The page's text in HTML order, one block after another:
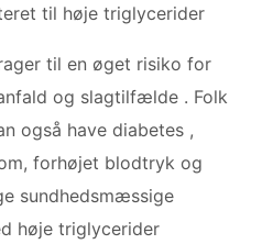
til høje triglycerider
til en øget risiko for
og slagtilfælde . Folk
også have diabetes ,
forhøjet blodtryk og
sundhedsmæssige
høje triglycerider